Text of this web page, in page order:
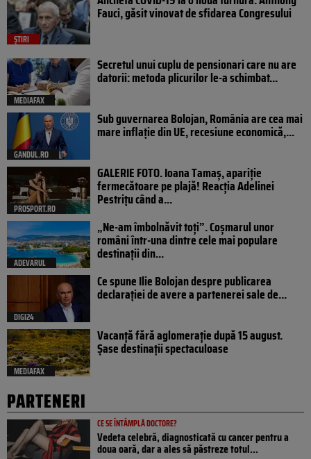
ȘTIRI
Fauci, găsit vinovat de sfidarea Congresului
MEDIAFAX
Secretul unui cuplu de pensionari care nu are
datorii: metoda plicurilor le-a schimbat...
GANDUL.RO
Sub guvernarea Bolojan, România are cea mai
mare inflație din UE, recesiune economică,...
PROSPORT.RO
GALERIE FOTO. Ioana Tamaş, apariție
fermecătoare pe plajă! Reacția Adelinei
Pestrițu când a...
ADEVARUL
„Ne-am îmbolnăvit toți”. Coșmarul unor
români într-una dintre cele mai populare
destinații din...
DIGI24
Ce spune Ilie Bolojan despre publicarea
declarației de avere a partenerei sale de...
MEDIAFAX
Vacanță fără aglomerație după 15 august.
Șase destinații spectaculoase
PARTENERI
CE SE ÎNTÂMPLĂ DOCTORE?
Vedeta celebră, diagnosticată cu cancer pentru a
doua oară, dar a ales să păstreze totul...